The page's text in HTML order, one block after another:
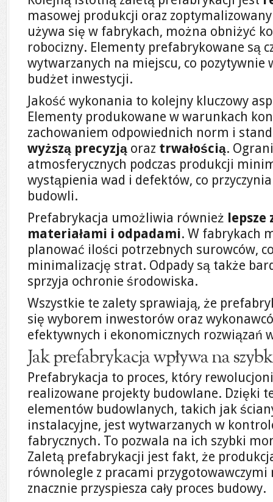
masowej produkcji oraz
używa się w fabrykach, można obniżyć
robocizny. Elementy prefabrykowane są
wytwarzanych na miejscu, co pozytywnie
budżet inwestycji.
Jakość wykonania to kolejny kluczowy
Elementy produkowane w warunkach
zachowaniem odpowiednich norm i
wyższą precyzją oraz trwałością.
atmosferycznych podczas produkcji
wystąpienia wad i defektów, co
budowli.
Prefabrykacja umożliwia również lepsze
materiałami i odpadami. W fabrykach
planować ilości potrzebnych surowców,
minimalizację strat. Odpady są także
sprzyja ochronie środowiska.
Wszystkie te zalety sprawiają, że
się wyborem inwestorów oraz
efektywnych i ekonomicznych rozwiązań
Jak prefabrykacja wpływa na
Prefabrykacja to proces, który
realizowane projekty budowlane. Dzięki
elementów budowlanych, takich jak
instalacyjne, jest wytwarzanych w
fabrycznych. To pozwala na ich szybki
Zaletą prefabrykacji jest fakt, że
równolegle z pracami przygotowawczymi
znacznie przyspiesza cały proces budowy.